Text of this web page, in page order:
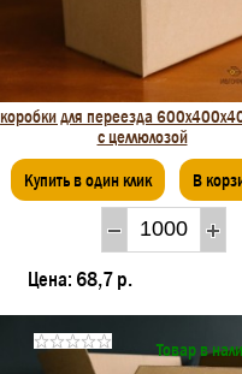
коробки для переезда
с целлюлозой
Купить в один клик В
Цена: 68,7 р.
Товар в